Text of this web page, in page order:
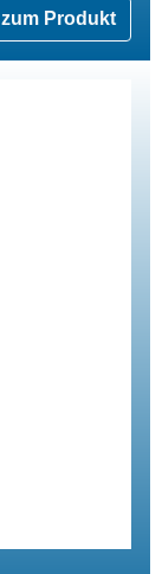
zum Produkt